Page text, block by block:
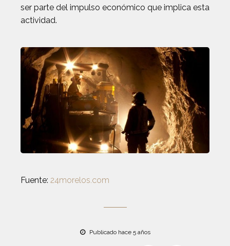
ser parte del impulso económico que implica esta
actividad.
Fuente: 24morelos.com
Publicado hace 5 años